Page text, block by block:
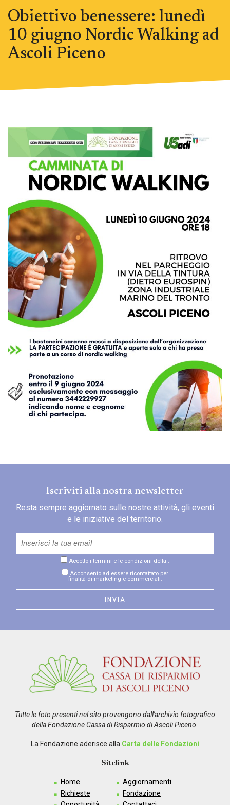
Obiettivo benessere: lunedì
10 giugno Nordic Walking ad
Ascoli Piceno
Iscriviti alla nostra newsletter
Resta sempre aggiornato sulle nostre attività, gli eventi
e le iniziative del territorio.
Accetto i termini e le condizioni della .
Acconsento ad essere ricontattato per
finalità di marketing e commerciali.
Tutte le foto presenti nel sito provengono dall'archivio fotografico
della Fondazione Cassa di Risparmio di Ascoli Piceno.
La Fondazione aderisce alla Carta delle Fondazioni
Sitelink
Home
Richieste
Aggiornamenti
Fondazione